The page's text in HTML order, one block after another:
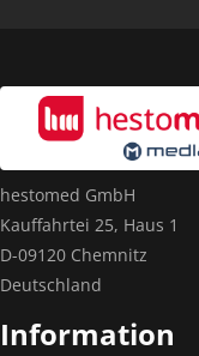
hestomed GmbH
Kauffahrtei 25, Haus 1
D-09120 Chemnitz
Deutschland
Information